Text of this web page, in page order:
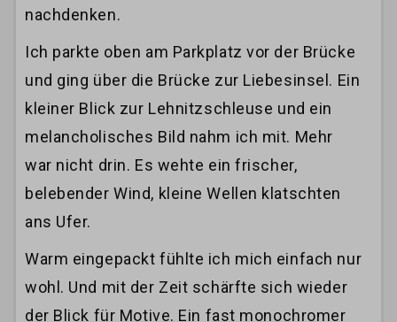
nachdenken.
Ich parkte oben am Parkplatz vor der Brücke
und ging über die Brücke zur Liebesinsel. Ein
kleiner Blick zur Lehnitzschleuse und ein
melancholisches Bild nahm ich mit. Mehr
war nicht drin. Es wehte ein frischer,
belebender Wind, kleine Wellen klatschten
ans Ufer.
Warm eingepackt fühlte ich mich einfach nur
wohl. Und mit der Zeit schärfte sich wieder
der Blick für Motive. Ein fast monochromer